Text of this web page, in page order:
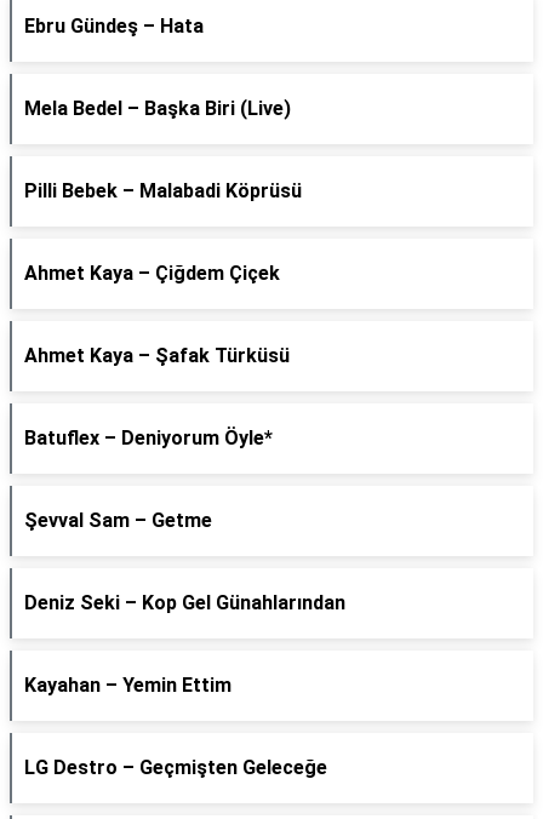
Ebru Gündeş – Hata
Mela Bedel – Başka Biri (Live)
Pilli Bebek – Malabadi Köprüsü
Ahmet Kaya – Çiğdem Çiçek
Ahmet Kaya – Şafak Türküsü
Batuflex – Deniyorum Öyle*
Şevval Sam – Getme
Deniz Seki – Kop Gel Günahlarından
Kayahan – Yemin Ettim
LG Destro – Geçmişten Geleceğe